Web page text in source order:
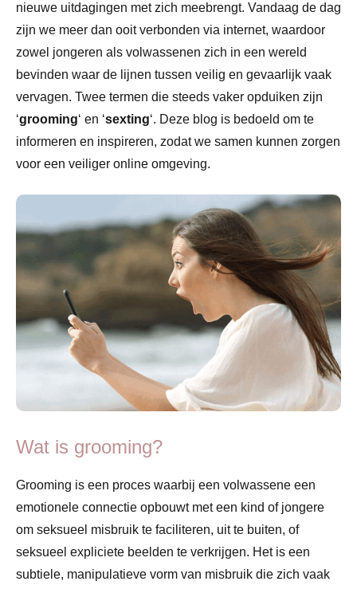
nieuwe uitdagingen met zich meebrengt. Vandaag de dag
zijn we meer dan ooit verbonden via internet, waardoor
zowel jongeren als volwassenen zich in een wereld
bevinden waar de lijnen tussen veilig en gevaarlijk vaak
vervagen. Twee termen die steeds vaker opduiken zijn
‘grooming‘ en ‘sexting‘. Deze blog is bedoeld om te
informeren en inspireren, zodat we samen kunnen zorgen
voor een veiliger online omgeving.
Wat is grooming?
Grooming is een proces waarbij een volwassene een
emotionele connectie opbouwt met een kind of jongere
om seksueel misbruik te faciliteren, uit te buiten, of
seksueel expliciete beelden te verkrijgen. Het is een
subtiele, manipulatieve vorm van misbruik die zich vaak